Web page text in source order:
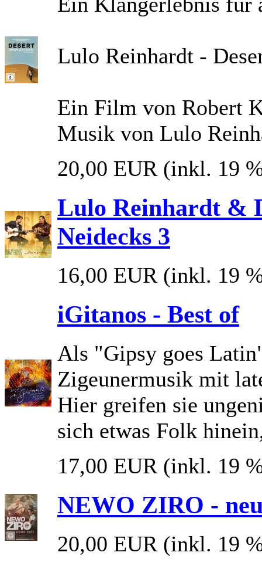
Lulo Reinhardt -
Ein Film von Robert
Musik von Lulo
20,00 EUR (inkl. 19
Lulo Reinhardt &
Neidecks 3
16,00 EUR (inkl. 19
iGitanos - Best of
Als "Gipsy goes
Zigeunermusik mit
Hier greifen sie
sich etwas Folk
17,00 EUR (inkl. 19
NEWO ZIRO -
20,00 EUR (inkl. 19